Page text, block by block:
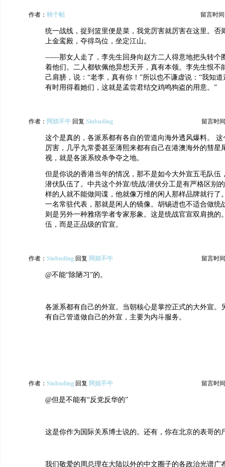
作者： 转个帖 留言时间
统一战线，捉到篮里便是菜，我党厉害就厉害在这里。否
上金鸾殿，夺得鸟位，坐定江山。
——那女人走了，李先生回身向赵方二人得意地把头转个
着他们。二人都钦佩他异想天开，真有本领。李先生恨不
己肩膀，说：“老李，真有你！”所以也不谦虚说：“我知
有时用得着她们，这就是孟尝君结交鸡鸣狗盗的用意。”
作者： 阿妞不牛 回复 Siubuding 留言时
这个是真的，各派系都有各自的管道向海外透风爆料。
厉害，几乎九常委甚至薄熙来都有自己在港澳海外的彗星
视，就是各派系绞杀争夺之地。
但是你说的香港当年的情况，那不是如今大外宣五毛队伍
潜伏队伍了。中共这个外宣/统战/潜伏分工是有严格区别
样的人就不能做间谍，他就像万维的闲人那样品牌就行了
一名常驻代表，那就是闲人的镜像。胡锡进也不适合做统
则是另外一种雅痞学者专家形象。这是统战官宣双肩挑的
伍，而是正品级的官宣。
作者： Siubuding 回复 阿妞不牛 留言时
@不能“除陋习”的。
各派系都有自己的外宣。当朝核心是掌控正式的大外宣。
有自己管道做自己的外宣，主要为内斗服务。
作者： Siubuding 回复 阿妞不牛 留言时
@但是不能有“反党反华的”
这是你作为国际关系博士说的。还有，你在北京的表哥的
我们敬爱的周总理在大陆以外的中文圈子的各政治光谱广